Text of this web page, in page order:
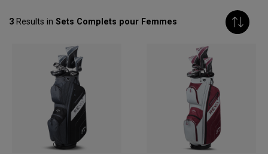
3 Results in Sets Complets pour Femmes